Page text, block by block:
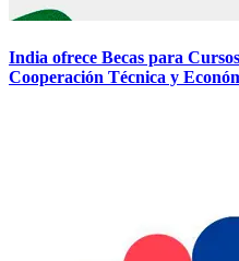
India ofrece Becas para
Cooperación Técnica y